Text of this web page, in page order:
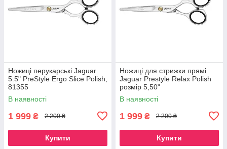
Ножиці перукарські Jaguar
5.5" PreStyle Ergo Sliсe Polish,
81355
В наявності
1 999 ₴ 2 200 ₴
Купити
Ножиці для стрижки прямі
Jaguar Prestyle Relax Polish
розмір 5,50"
В наявності
1 999 ₴ 2 200 ₴
Купити